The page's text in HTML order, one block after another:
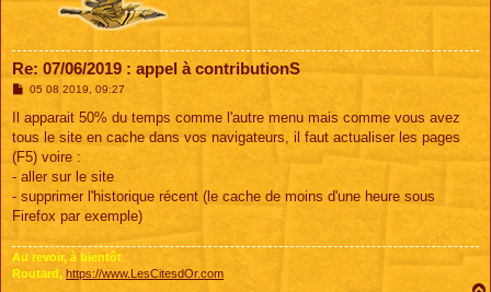
Re: 07/06/2019 : appel à contributionS
M
s
a
g
05 08 2019, 09:27
Il apparait 50% du temps comme l'autre menu mais comme vous avez
tous le site en cache dans vos navigateurs, il faut actualiser les pages
(F5) voire :
- aller sur le site
- supprimer l'historique récent (le cache de moins d'une heure sous
Firefox par exemple)
Au revoir, à bientôt
Routard, https://www.LesCitesdOr.com